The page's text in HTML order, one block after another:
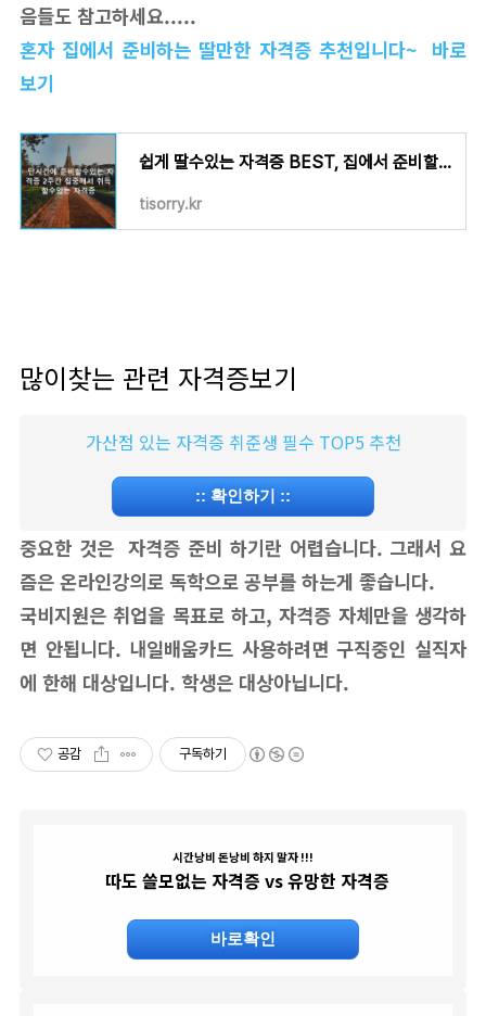
음들도 참고하세요.....
혼자 집에서 준비하는 딸만한 자격증 추천입니다~ 바로
보기
쉽게 딸수있는 자격증 BEST, 집에서 준비할수있는 자격증
tisorry.kr
많이찾는 관련 자격증보기
가산점 있는 자격증 취준생 필수 TOP5 추천
:: 확인하기 ::
중요한 것은 자격증 준비 하기란 어렵습니다. 그래서 요
즘은 온라인강의로 독학으로 공부를 하는게 좋습니다.
국비지원은 취업을 목표로 하고, 자격증 자체만을 생각하
면 안됩니다. 내일배움카드 사용하려면 구직중인 실직자
에 한해 대상입니다. 학생은 대상아닙니다.
공감 구독하기
시간낭비 돈낭비 하지 말자 !!!
따도 쓸모없는 자격증 vs 유망한 자격증
바로확인